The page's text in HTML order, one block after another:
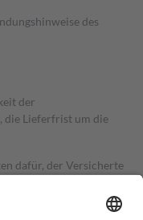
des
der
die Lieferfrist um die
dafür, der Versicherte
Kosten der Leistung